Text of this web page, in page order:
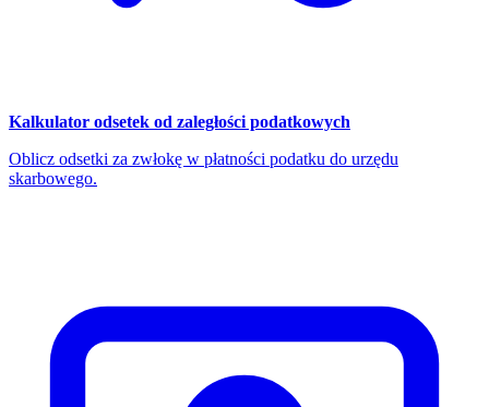
Kalkulator odsetek od zaległości podatkowych
Oblicz odsetki za zwłokę w płatności podatku do urzędu
skarbowego.